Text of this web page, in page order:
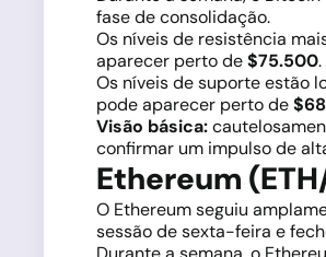
fase de consolidação.
Os níveis de resistência
aparecer perto de$75.500.
Os níveis de suporte estão
pode aparecer perto de
Visão básica:
confirmar um impulso de
Ethereum
O Ethereum seguiu
sessão de sexta-feira e